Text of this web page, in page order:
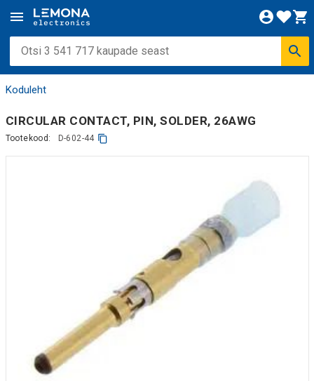
Koduleht
CIRCULAR CONTACT, PIN, SOLDER, 26AWG
Tootekood: D-602-44